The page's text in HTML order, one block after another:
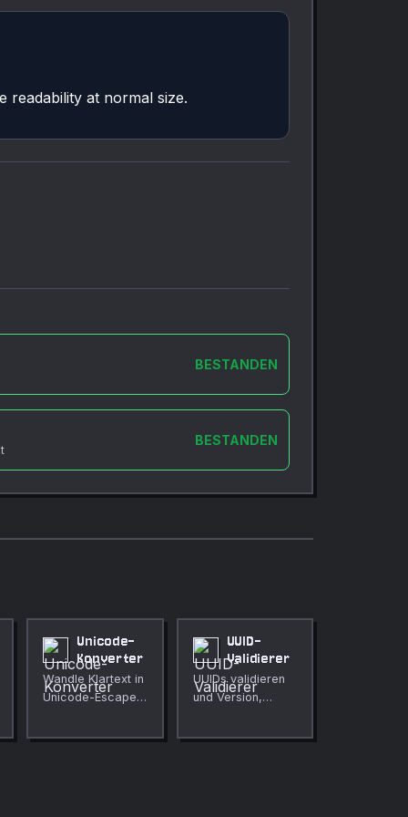
readability at normal size.
BESTANDEN
BESTANDEN
Unicode-
Konverter
Wandle Klartext in
Unicode-Escape-
UUID-
Validierer
UUIDs validieren
und Version,
normalisierte Form